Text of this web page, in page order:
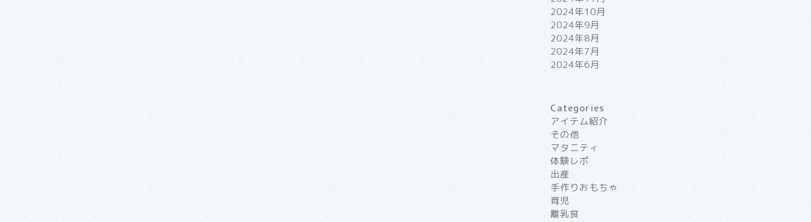
2024年10月
2024年9月
2024年8月
2024年7月
2024年6月
Categories
アイテム紹介
その他
マタニティ
体験レポ
出産
手作りおもちゃ
育児
離乳食